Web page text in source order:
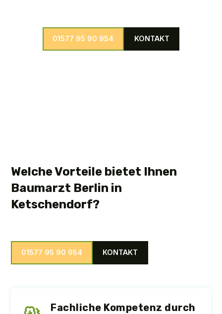
01577 95 90 954 KONTAKT
Welche Vorteile bietet Ihnen
Baumarzt Berlin in
Ketschendorf?
01577 95 90 954 KONTAKT
Fachliche Kompetenz durch